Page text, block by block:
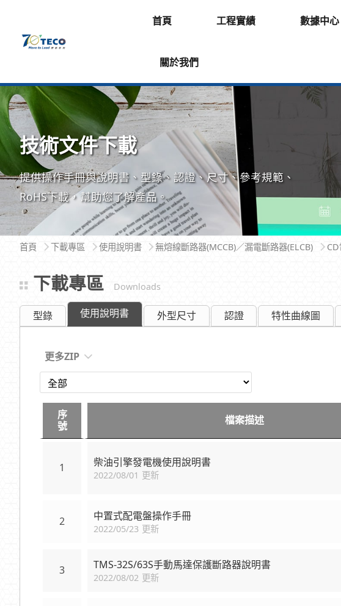
首頁 工程實績 數據中心
關於我們
技術文件下載
提供操作手冊與說明書、型錄、認證、尺寸、參考規範、
RoHS下載，幫助您了解產品。
首頁 下載專區 使用說明書 無熔線斷路器(MCCB)／漏電斷路器(ELCB)
下載專區 Downloads
型錄 使用說明書 外型尺寸 認證 特性曲線圖
更多ZIP
序
號
檔案描述
1 柴油引擎發電機使用說明書
2022/08/01 更新
2 中置式配電盤操作手冊
2022/05/23 更新
3 TMS-32S/63S手動馬達保護斷路器說明書
2022/08/02 更新